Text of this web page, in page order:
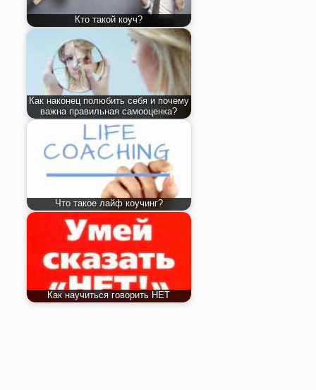
Кто такой коуч?
Как наконец полюбить себя и почему
важна правильная самооценка?
Что такое лайф коучинг?
Как научиться говорить НЕТ